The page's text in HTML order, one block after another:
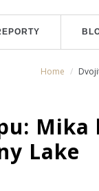
Home
Mika
Lake